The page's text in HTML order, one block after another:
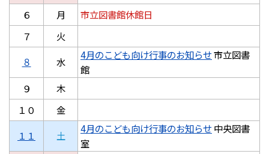
６
月
市立図書館休館日
７
火
８
水
4月のこども向け行事のお知らせ市立図書
館
９
木
１０
金
１１
土
4月のこども向け行事のお知らせ中央図書
室